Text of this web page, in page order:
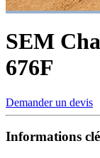
SEM
676F
Demander un devis
Informations